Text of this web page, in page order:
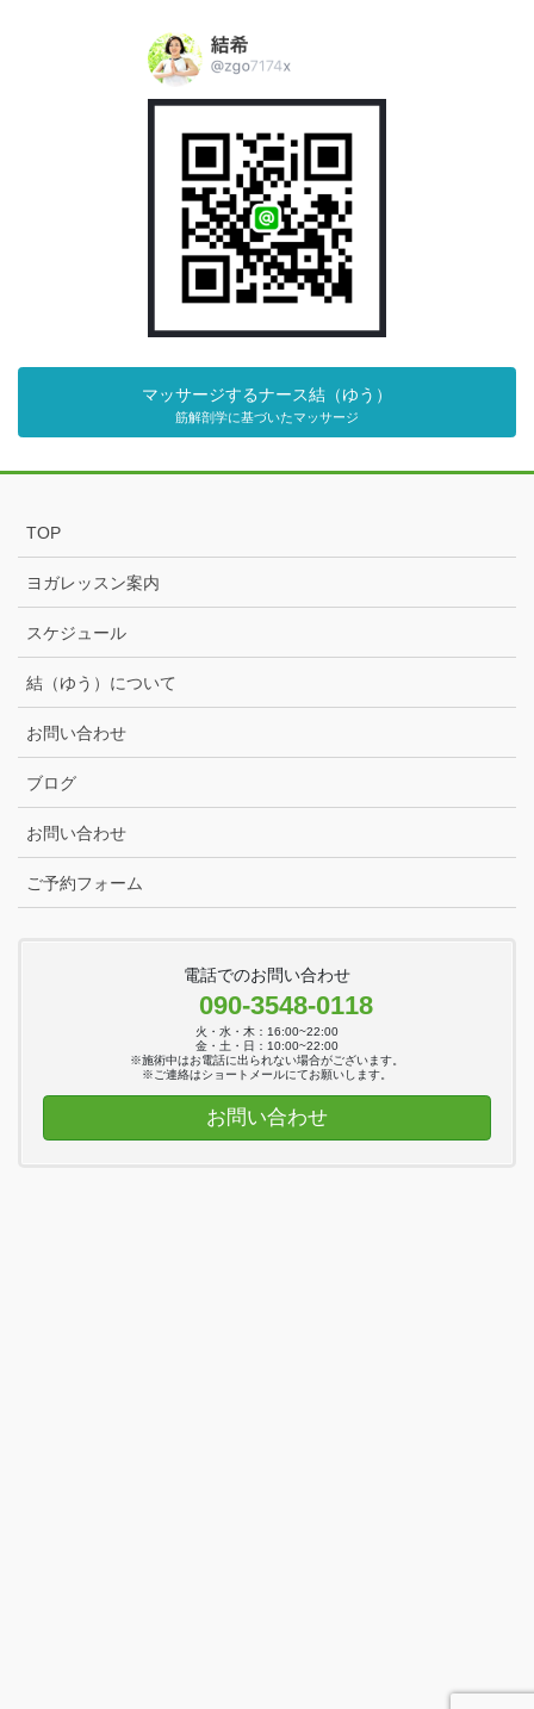
マッサージするナース結（ゆう）
筋解剖学に基づいたマッサージ
TOP
ヨガレッスン案内
スケジュール
結（ゆう）について
お問い合わせ
ブログ
お問い合わせ
ご予約フォーム
電話でのお問い合わせ
090-3548-0118
火・水・木：16:00~22:00
金・土・日：10:00~22:00
※施術中はお電話に出られない場合がございます。
※ご連絡はショートメールにてお願いします。
お問い合わせ